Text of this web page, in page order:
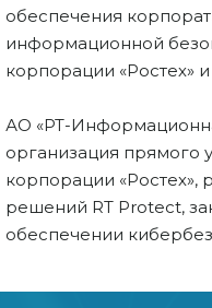
обеспечения
информационной
корпорации «Ростех»
АО «РТ-
организация прямого
корпорации «Ростех»,
решений RT Protect,
обеспечении